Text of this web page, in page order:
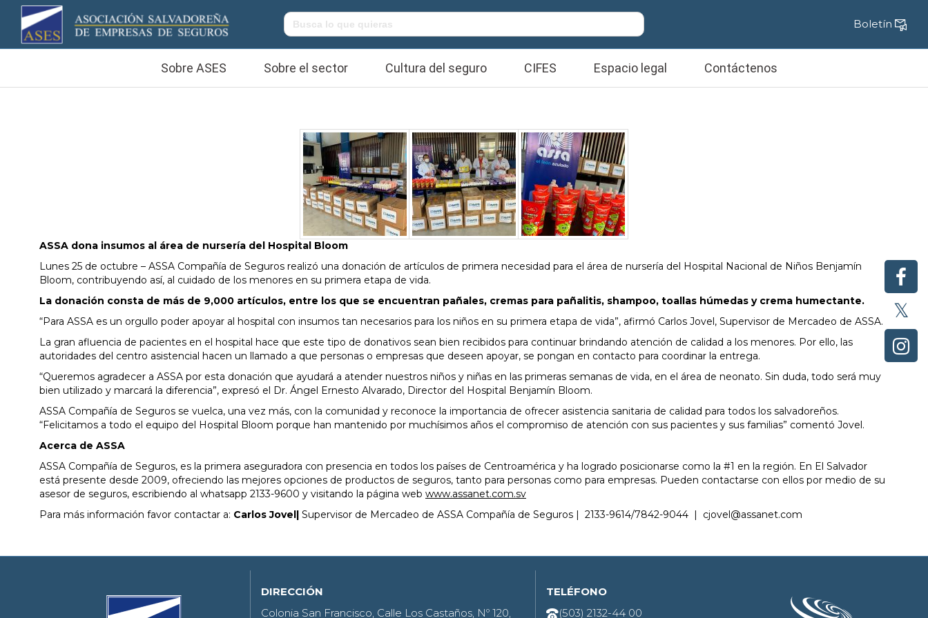
Buscar:
Boletín
Sobre ASES Sobre el sector Cultura del seguro CIFES Espacio legal Contáctenos
ASSA dona insumos al área de nursería del Hospital Bloom
Lunes 25 de octubre – ASSA Compañía de Seguros realizó una donación de artículos de primera necesidad para el área de nursería del Hospital Nacional de Niños Benjamín
Bloom, contribuyendo así, al cuidado de los menores en su primera etapa de vida.
La donación consta de más de 9,000 artículos, entre los que se encuentran pañales, cremas para pañalitis, shampoo, toallas húmedas y crema humectante.
“Para ASSA es un orgullo poder apoyar al hospital con insumos tan necesarios para los niños en su primera etapa de vida”, afirmó Carlos Jovel, Supervisor de Mercadeo de ASSA.
La gran afluencia de pacientes en el hospital hace que este tipo de donativos sean bien recibidos para continuar brindando atención de calidad a los menores. Por ello, las
autoridades del centro asistencial hacen un llamado a que personas o empresas que deseen apoyar, se pongan en contacto para coordinar la entrega.
“Queremos agradecer a ASSA por esta donación que ayudará a atender nuestros niños y niñas en las primeras semanas de vida, en el área de neonato. Sin duda, todo será muy
bien utilizado y marcará la diferencia”, expresó el Dr. Ángel Ernesto Alvarado, Director del Hospital Benjamín Bloom.
ASSA Compañía de Seguros se vuelca, una vez más, con la comunidad y reconoce la importancia de ofrecer asistencia sanitaria de calidad para todos los salvadoreños.
“Felicitamos a todo el equipo del Hospital Bloom porque han mantenido por muchísimos años el compromiso de atención con sus pacientes y sus familias” comentó Jovel.
Acerca de ASSA
ASSA Compañía de Seguros, es la primera aseguradora con presencia en todos los países de Centroamérica y ha logrado posicionarse como la #1 en la región. En El Salvador
está presente desde 2009, ofreciendo las mejores opciones de productos de seguros, tanto para personas como para empresas. Pueden contactarse con ellos por medio de su
asesor de seguros, escribiendo al whatsapp 2133-9600 y visitando la página web www.assanet.com.sv
Para más información favor contactar a: Carlos Jovel| Supervisor de Mercadeo de ASSA Compañía de Seguros | 2133-9614/7842-9044 | cjovel@assanet.com
DIRECCIÓN
Colonia San Francisco, Calle Los Castaños, Nº 120,
TELÉFONO
(503) 2132-44 00